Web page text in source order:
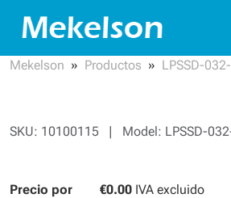
Mekelson Productos LPSSD-
SKU: 10100115 | Model: LPSSD-
Precio por
€0.00 IVA excluido